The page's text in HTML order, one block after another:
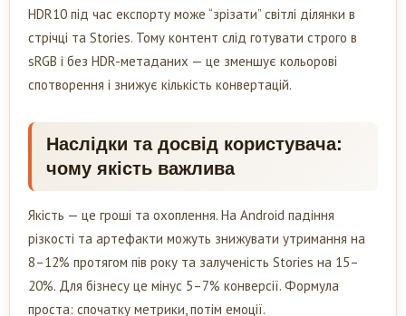
HDR10 під час експорту може “зрізати” світлі ділянки в
стрічці та Stories. Тому контент слід готувати строго в
sRGB і без HDR-метаданих — це зменшує кольорові
спотворення і знижує кількість конвертацій.
Наслідки та досвід користувача:
чому якість важлива
Якість — це гроші та охоплення. На Android падіння
різкості та артефакти можуть знижувати утримання на
8–12% протягом пів року та залученість Stories на 15–
20%. Для бізнесу це мінус 5–7% конверсії. Формула
проста: спочатку метрики, потім емоції.